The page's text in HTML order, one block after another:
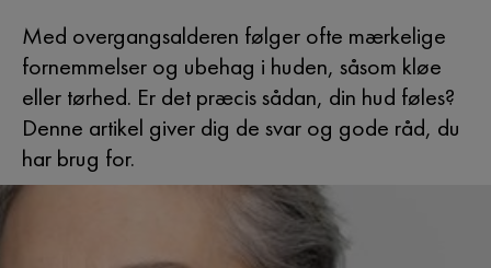
Med overgangsalderen følger ofte mærkelige
fornemmelser og ubehag i huden, såsom kløe
eller tørhed. Er det præcis sådan, din hud føles?
Denne artikel giver dig de svar og gode råd, du
har brug for.